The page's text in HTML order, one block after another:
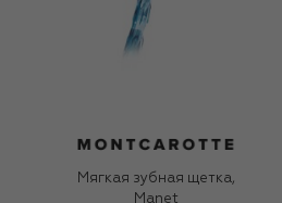
Мягкая зубная щетка,
Manet